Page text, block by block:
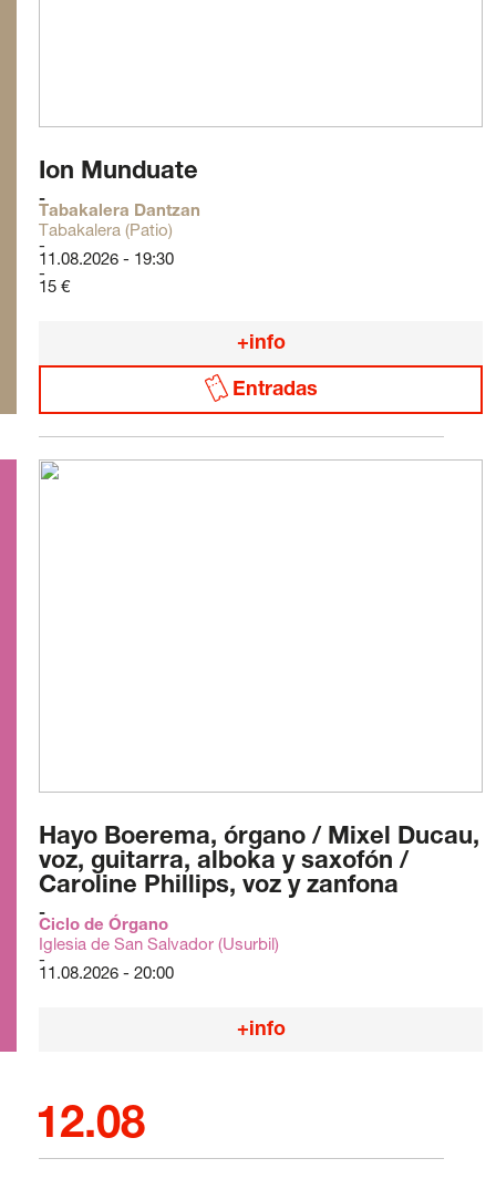
Ion Munduate
Tabakalera Dantzan
Tabakalera (Patio)
11.08.2026 - 19:30
15 €
+info
Entradas
Hayo Boerema, órgano / Mixel Ducau,
voz, guitarra, alboka y saxofón /
Caroline Phillips, voz y zanfona
Ciclo de Órgano
Iglesia de San Salvador (Usurbil)
11.08.2026 - 20:00
+info
12.08